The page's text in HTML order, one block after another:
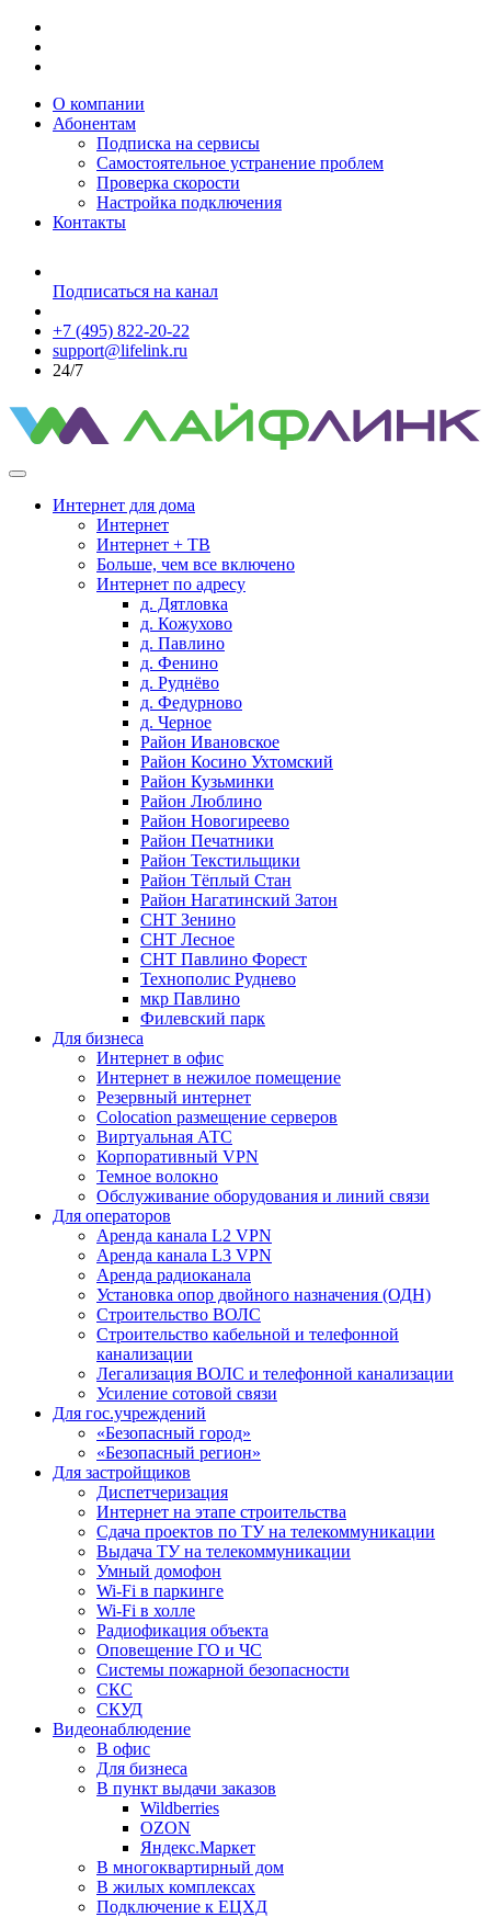
О компании
Абонентам
Подписка на сервисы
Самостоятельное устранение проблем
Проверка скорости
Настройка подключения
Контакты
Подписаться на канал
+7 (495) 822-20-22
support@lifelink.ru
24/7
Интернет для дома
Интернет
Интернет + ТВ
Больше, чем все включено
Интернет по адресу
д. Дятловка
д. Кожухово
д. Павлино
д. Фенино
д. Руднёво
д. Федурново
д. Черное
Район Ивановское
Район Косино Ухтомский
Район Кузьминки
Район Люблино
Район Новогиреево
Район Печатники
Район Текстильщики
Район Тёплый Стан
Район Нагатинский Затон
СНТ Зенино
СНТ Лесное
СНТ Павлино Форест
Технополис Руднево
мкр Павлино
Филевский парк
Для бизнеса
Интернет в офис
Интернет в нежилое помещение
Резервный интернет
Colocation размещение серверов
Виртуальная АТС
Корпоративный VPN
Темное волокно
Обслуживание оборудования и линий связи
Для операторов
Аренда канала L2 VPN
Аренда канала L3 VPN
Аренда радиоканала
Установка опор двойного назначения (ОДН)
Строительство ВОЛС
Строительство кабельной и телефонной
канализации
Легализация ВОЛС и телефонной канализации
Усиление сотовой связи
Для гос.учреждений
«Безопасный город»
«Безопасный регион»
Для застройщиков
Диспетчеризация
Интернет на этапе строительства
Сдача проектов по ТУ на телекоммуникации
Выдача ТУ на телекоммуникации
Умный домофон
Wi-Fi в паркинге
Wi-Fi в холле
Радиофикация объекта
Оповещение ГО и ЧС
Системы пожарной безопасности
СКС
СКУД
Видеонаблюдение
В офис
Для бизнеса
В пункт выдачи заказов
Wildberries
OZON
Яндекс.Маркет
В многоквартирный дом
В жилых комплексах
Подключение к ЕЦХД